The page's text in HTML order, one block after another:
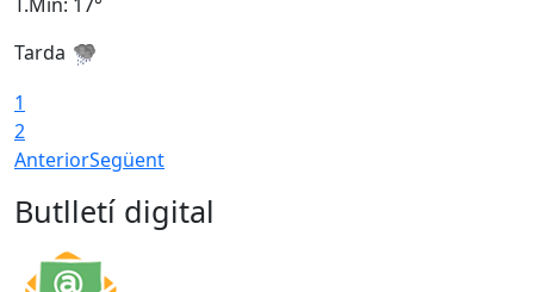
Tarda
1
2
AnteriorSegüent
Butlletí digital